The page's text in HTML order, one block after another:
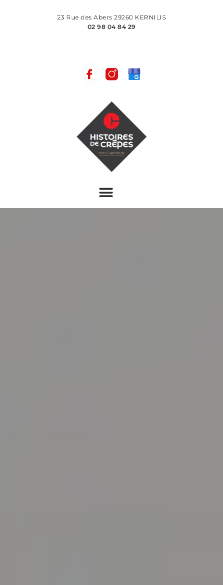
23 Rue des Abers 29260 KERNILIS
02 98 04 84 29